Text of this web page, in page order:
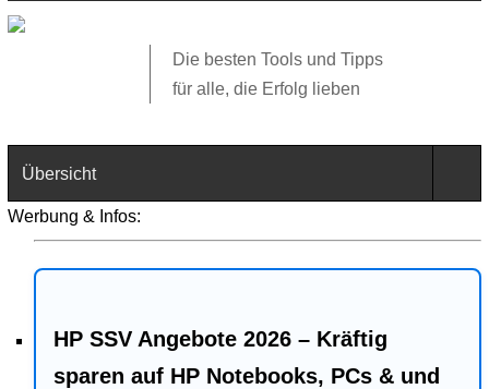
Die besten Tools und Tipps
für alle, die Erfolg lieben
Übersicht
Technik
Web
Werbung & Infos:
HP SSV Angebote 2026 – Kräftig
sparen auf HP Notebooks, PCs & und